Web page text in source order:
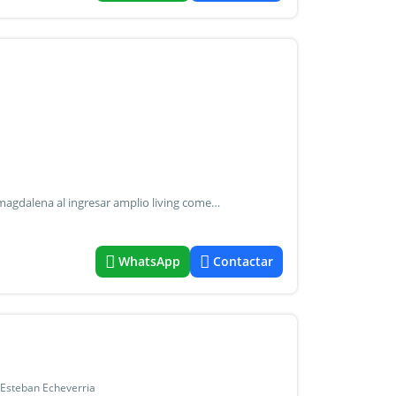
Hermosa propiedad distribuida en una plata en barrio la magdalena al ingresar amplio living comedor a laderecha cocina comedor integrado a la izquierda toillete y sector privado 2 dormitorios con baño completo dormitorio principal en suite con vestidor 1 oficina o 4to dormitorio externo. Piscina lote interno. Hermosa galeria la casa se entrega con muebles o posibilidad de guardarlos en la oficina. No dudes de coordinar tu visita. Requistos de ingreso: garantía propietaria o seguro de caución mes de ingreso mes de depósito contrato anual honorarios certificación de firmas en escribania. Otros servicios: parque, reciclado, vivienda multifamiliar
WhatsApp Contactar
Echeverria